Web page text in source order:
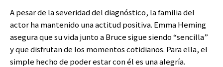
A pesar de la severidad del diagnóstico, la familia del
actor ha mantenido una actitud positiva. Emma Heming
asegura que su vida junto a Bruce sigue siendo “sencilla”
y que disfrutan de los momentos cotidianos. Para ella, el
simple hecho de poder estar con él es una alegría.